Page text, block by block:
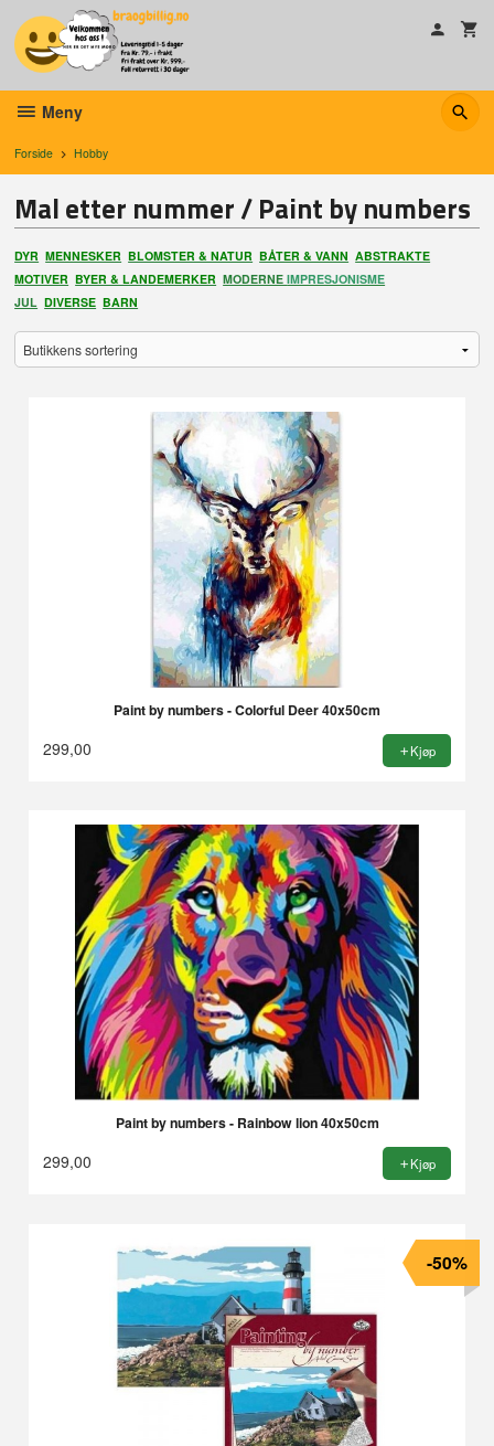
innholdet
Meny
Forside Hobby
Mal etter nummer / Paint by numbers
DYR MENNESKER BLOMSTER & NATUR BÅTER & VANN ABSTRAKTE
MOTIVER BYER & LANDEMERKER MODERNEIMPRESJONISME
JUL DIVERSE BARN
Paint by numbers - Colorful Deer 40x50cm
299,00 Kjøp
Paint by numbers - Rainbow lion 40x50cm
299,00 Kjøp
-50%